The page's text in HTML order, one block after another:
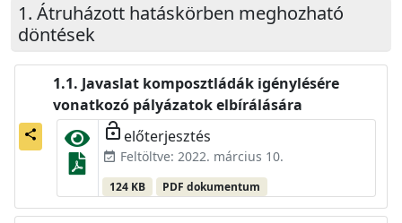
Átruházott hatáskörben meghozható
döntések
share
Javaslat komposztládák igénylésére
vonatkozó pályázatok elbírálására
lock_open előterjesztés
event_available Feltöltve: 2022. március 10.
124 KB PDF dokumentum